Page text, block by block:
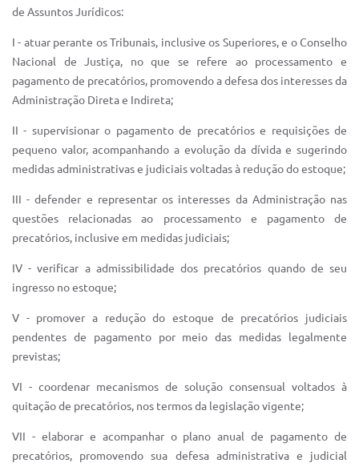
de Assuntos Jurídicos:
I - atuar perante os Tribunais, inclusive os Superiores, e o Conselho
Nacional de Justiça, no que se refere ao processamento e
pagamento de precatórios, promovendo a defesa dos interesses da
Administração Direta e Indireta;
II - supervisionar o pagamento de precatórios e requisições de
pequeno valor, acompanhando a evolução da dívida e sugerindo
medidas administrativas e judiciais voltadas à redução do estoque;
III - defender e representar os interesses da Administração nas
questões relacionadas ao processamento e pagamento de
precatórios, inclusive em medidas judiciais;
IV - verificar a admissibilidade dos precatórios quando de seu
ingresso no estoque;
V - promover a redução do estoque de precatórios judiciais
pendentes de pagamento por meio das medidas legalmente
previstas;
VI - coordenar mecanismos de solução consensual voltados à
quitação de precatórios, nos termos da legislação vigente;
VII - elaborar e acompanhar o plano anual de pagamento de
precatórios, promovendo sua defesa administrativa e judicial